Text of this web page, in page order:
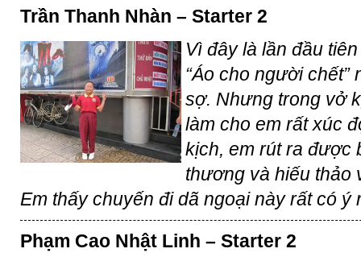
Trần Thanh Nhàn – Starter 2
Vì đây là lần đầu
“Áo cho người chết”
sợ. Nhưng trong vở
làm cho em rất xúc
kịch, em rút ra được
thương và hiếu thảo
Em thấy chuyến đi dã ngoại này rất có ý
Phạm Cao Nhật Linh – Starter 2